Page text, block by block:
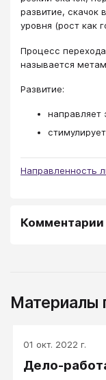
развитие, скачок
уровня (рост как
Процесс
называется
Развитие:
направляет
Направленность
Комментарии
Материалы
01 окт. 2022 г.
Дело-